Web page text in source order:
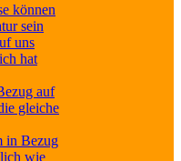
können
sein
uns
hat
auf
gleiche
in Bezug
wie